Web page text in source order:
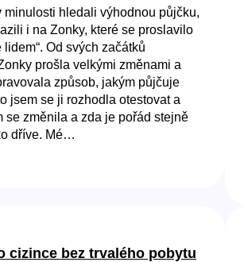
minulosti hledali výhodnou půjčku,
i na Zonky, které se proslavilo
lidem“. Od svých začátků
prošla velkými změnami a
způsob, jakým půjčuje
jsem se ji rozhodla otestovat a
se změnila a zda je pořád stejně
dříve. Mé…
cizince bez trvalého pobytu